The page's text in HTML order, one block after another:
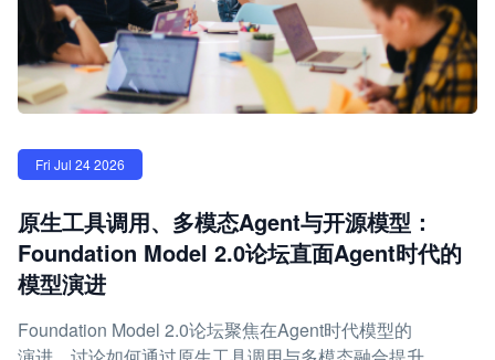
Fri Jul 24 2026
原生工具调用、多模态Agent与开源模型：
Foundation Model 2.0论坛直面Agent时代的
模型演进
Foundation Model 2.0论坛聚焦在Agent时代模型的